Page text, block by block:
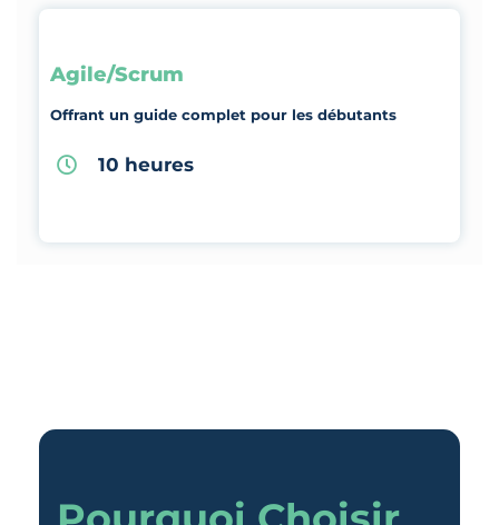
Agile/Scrum
Offrant un guide complet pour les débutants
10 heures